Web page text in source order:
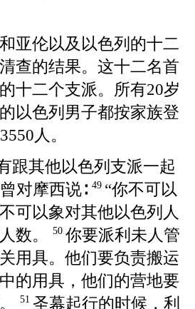
亚伦以及以色列的十二
查的结果。这十二名首
十二个支派。所有20岁
以色列男子都按家族登
人。
跟其他以色列支派一起
对摩西说∶ 49 “你不可以
可以象对其他以色列人
数。
50 你要派利未人管
用具。他们要负责搬运
的用具，他们的营地要
51 圣幕起行的时候，利